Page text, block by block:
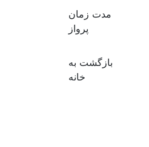
مدت زمان
پرواز
بازگشت به
خانه